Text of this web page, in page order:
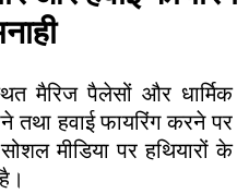
मैरिज पैलेसों और धार्मिक
तथा हवाई फायरिंग करने पर
मीडिया पर हथियारों के